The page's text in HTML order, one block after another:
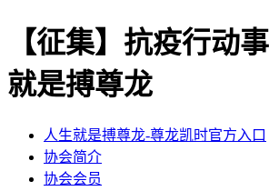
【征集】抗疫行动
就是搏尊龙
人生就是搏尊龙-尊龙凯时官方入口
协会简介
协会会员